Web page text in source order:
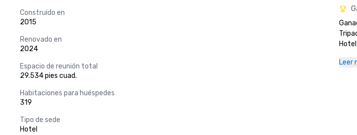
Construido en
2015
Renovado en
2024
Espacio de reunión total
29.534 pies cuad.
Habitaciones para huéspedes
319
Tipo de sede
Hotel
Leer